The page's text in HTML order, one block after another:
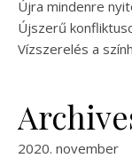
Újra mindenre
Újszerű
Vízszerelés a
2020. november